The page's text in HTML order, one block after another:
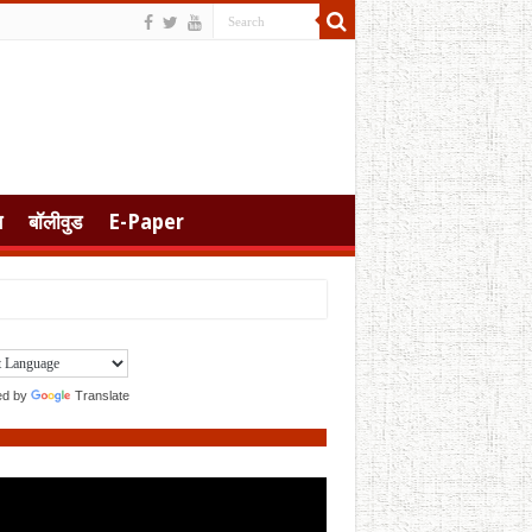
बॉलीवुड E-Paper
by Translate